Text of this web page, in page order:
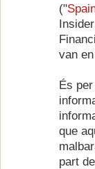
("
van
És
que
part